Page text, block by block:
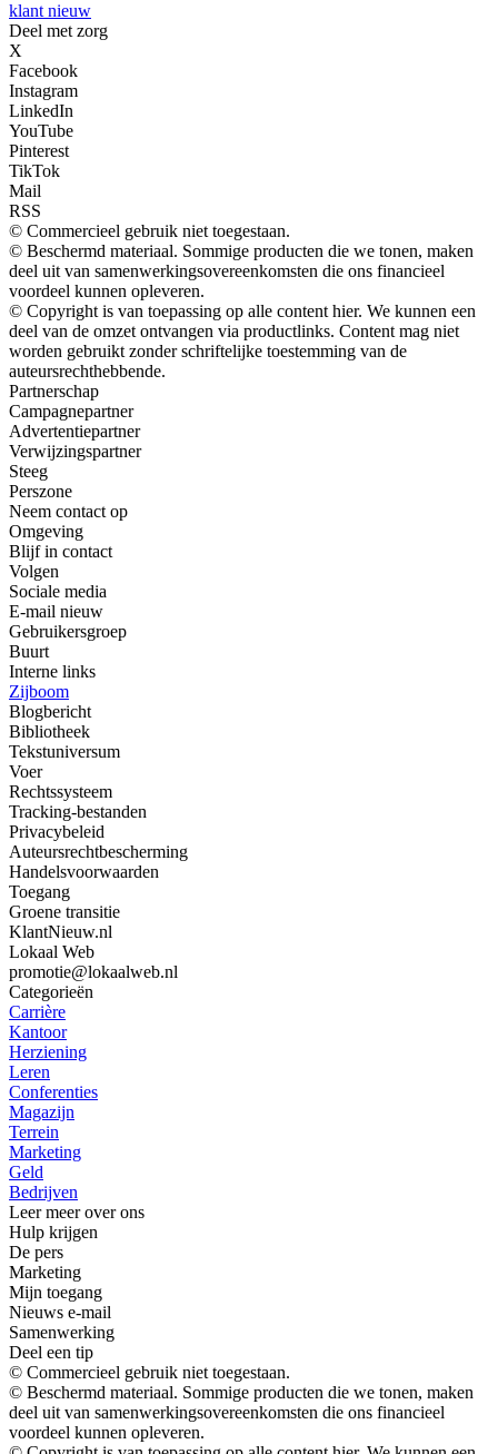
klant nieuw
Deel met zorg
X
Facebook
Instagram
LinkedIn
YouTube
Pinterest
TikTok
Mail
RSS
© Commercieel gebruik niet toegestaan.
© Beschermd materiaal. Sommige producten die we tonen, maken
deel uit van samenwerkingsovereenkomsten die ons financieel
voordeel kunnen opleveren.
© Copyright is van toepassing op alle content hier. We kunnen een
deel van de omzet ontvangen via productlinks. Content mag niet
worden gebruikt zonder schriftelijke toestemming van de
auteursrechthebbende.
Partnerschap
Campagnepartner
Advertentiepartner
Verwijzingspartner
Steeg
Perszone
Neem contact op
Omgeving
Blijf in contact
Volgen
Sociale media
E-mail nieuw
Gebruikersgroep
Buurt
Interne links
Zijboom
Blogbericht
Bibliotheek
Tekstuniversum
Voer
Rechtssysteem
Tracking-bestanden
Privacybeleid
Auteursrechtbescherming
Handelsvoorwaarden
Toegang
Groene transitie
KlantNieuw.nl
Lokaal Web
promotie@lokaalweb.nl
Categorieën
Carrière
Kantoor
Herziening
Leren
Conferenties
Magazijn
Terrein
Marketing
Geld
Bedrijven
Leer meer over ons
Hulp krijgen
De pers
Marketing
Mijn toegang
Nieuws e-mail
Samenwerking
Deel een tip
© Commercieel gebruik niet toegestaan.
© Beschermd materiaal. Sommige producten die we tonen, maken
deel uit van samenwerkingsovereenkomsten die ons financieel
voordeel kunnen opleveren.